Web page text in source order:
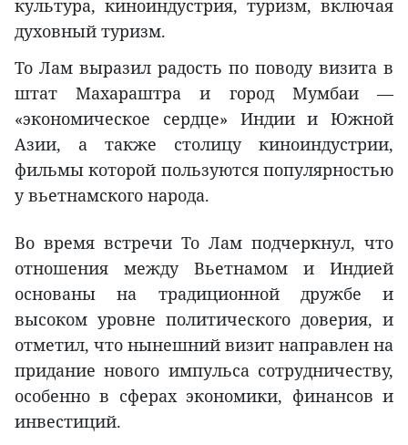
культура, киноиндустрия, туризм, включая
духовный туризм.
То Лам выразил радость по поводу визита в
штат Махараштра и город Мумбаи —
«экономическое сердце» Индии и Южной
Азии, а также столицу киноиндустрии,
фильмы которой пользуются популярностью
у вьетнамского народа.
Во время встречи То Лам подчеркнул, что
отношения между Вьетнамом и Индией
основаны на традиционной дружбе и
высоком уровне политического доверия, и
отметил, что нынешний визит направлен на
придание нового импульса сотрудничеству,
особенно в сферах экономики, финансов и
инвестиций.